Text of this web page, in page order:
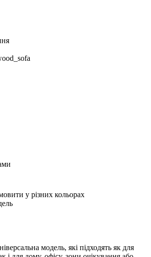
у різних кольорах
модель, які підходять як для